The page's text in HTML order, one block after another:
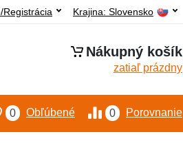
Krajina: Slovensko
Registrácia
Nákupný košík
zatiaľ prázdny
0 Porovnanie
0 Obľúbené